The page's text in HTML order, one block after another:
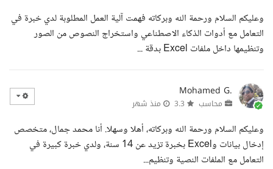
وعليكم السلام ورحمة الله وبركاته فهمت آلية العمل المطلوبة لدي خبرة في
التعامل مع أدوات الذكاء الاصطناعي واستخراج النصوص من الصور
وتنظيمها داخل ملفات Excel بدقة ...
Mohamed G.
محاسب منذ شهر
وعليكم السلام ورحمة الله وبركاته، أهلا وسهلا. أنا محمد جمال، متخصص
إدخال بيانات وExcel بخبرة تزيد عن 14 سنة، ولدي خبرة كبيرة في
التعامل مع الملفات النصية وتنظيم...